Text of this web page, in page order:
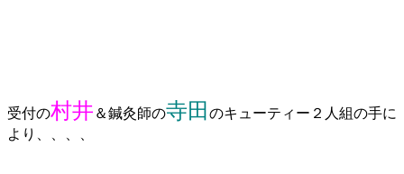
受付の村井 ＆鍼灸師の寺田 のキューティー２人組の手に
より、、、、